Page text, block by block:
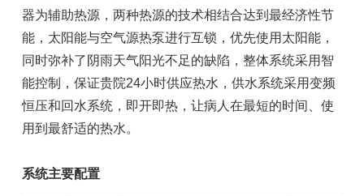
器为辅助热源，两种热源的技术相结合达到最经济性节
能，太阳能与空气源热泵进行互锁，优先使用太阳能，
同时弥补了阴雨天气阳光不足的缺陷，整体系统采用智
能控制，保证贵院24小时供应热水，供水系统采用变频
恒压和回水系统，即开即热，让病人在最短的时间、使
用到最舒适的热水。
系统主要配置